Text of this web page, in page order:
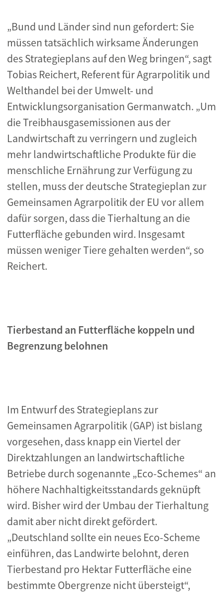
„Bund und Länder sind nun gefordert: Sie
müssen tatsächlich wirksame Änderungen
des Strategieplans auf den Weg bringen“, sagt
Tobias Reichert, Referent für Agrarpolitik und
Welthandel bei der Umwelt- und
Entwicklungsorganisation Germanwatch. „Um
die Treibhausgasemissionen aus der
Landwirtschaft zu verringern und zugleich
mehr landwirtschaftliche Produkte für die
menschliche Ernährung zur Verfügung zu
stellen, muss der deutsche Strategieplan zur
Gemeinsamen Agrarpolitik der EU vor allem
dafür sorgen, dass die Tierhaltung an die
Futterfläche gebunden wird. Insgesamt
müssen weniger Tiere gehalten werden“, so
Reichert.
Tierbestand an Futterfläche koppeln und
Begrenzung belohnen
Im Entwurf des Strategieplans zur
Gemeinsamen Agrarpolitik (GAP) ist bislang
vorgesehen, dass knapp ein Viertel der
Direktzahlungen an landwirtschaftliche
Betriebe durch sogenannte „Eco-Schemes“ an
höhere Nachhaltigkeitsstandards geknüpft
wird. Bisher wird der Umbau der Tierhaltung
damit aber nicht direkt gefördert.
„Deutschland sollte ein neues Eco-Scheme
einführen, das Landwirte belohnt, deren
Tierbestand pro Hektar Futterfläche eine
bestimmte Obergrenze nicht übersteigt“,